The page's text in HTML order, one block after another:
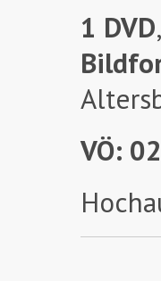
1 DVD,
VÖ: